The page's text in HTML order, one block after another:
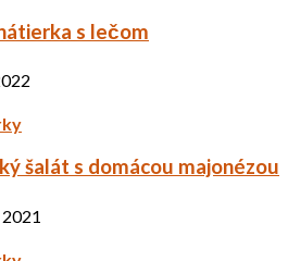
s lečom
šalát s domácou majonézou